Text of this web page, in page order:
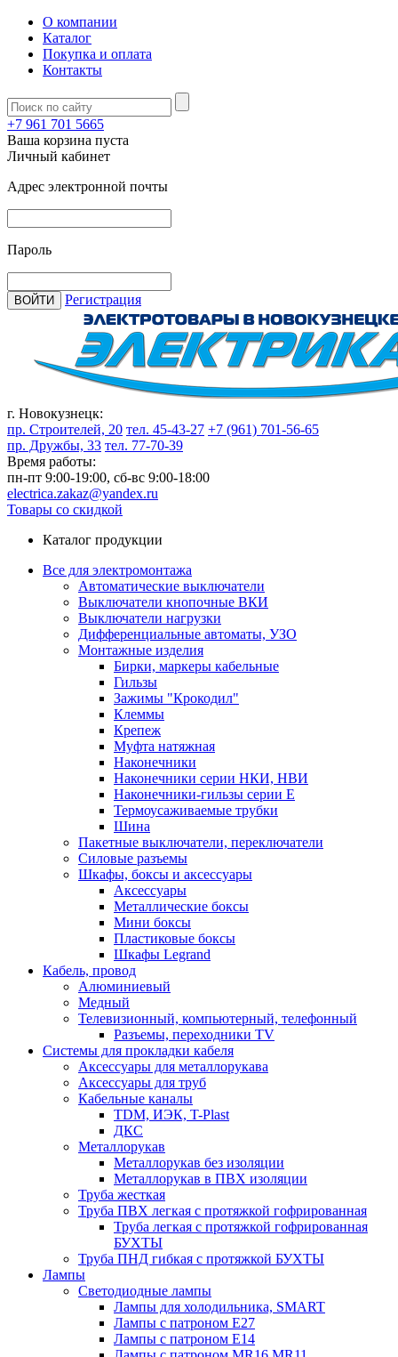
О компании
Каталог
Покупка и оплата
Контакты
+7 961 701 5665
Ваша корзина пуста
Личный кабинет
Адрес электронной почты
Пароль
ВОЙТИ Регистрация
г. Новокузнецк:
пр. Строителей, 20 тел. 45-43-27 +7 (961) 701-56-65
пр. Дружбы, 33 тел. 77-70-39
Время работы:
пн-пт 9:00-19:00, сб-вс 9:00-18:00
electrica.zakaz@yandex.ru
Товары со скидкой
Каталог продукции
Все для электромонтажа
Автоматические выключатели
Выключатели кнопочные ВКИ
Выключатели нагрузки
Дифференциальные автоматы, УЗО
Монтажные изделия
Бирки, маркеры кабельные
Гильзы
Зажимы "Крокодил"
Клеммы
Крепеж
Муфта натяжная
Наконечники
Наконечники серии НКИ, НВИ
Наконечники-гильзы серии Е
Термоусаживаемые трубки
Шина
Пакетные выключатели, переключатели
Силовые разъемы
Шкафы, боксы и аксессуары
Аксессуары
Металлические боксы
Мини боксы
Пластиковые боксы
Шкафы Legrand
Кабель, провод
Алюминиевый
Медный
Телевизионный, компьютерный, телефонный
Разъемы, переходники TV
Системы для прокладки кабеля
Аксессуары для металлорукава
Аксессуары для труб
Кабельные каналы
TDM, ИЭК, T-Plast
ДКС
Металлорукав
Металлорукав без изоляции
Металлорукав в ПВХ изоляции
Труба жесткая
Труба ПВХ легкая с протяжкой гофрированная
Труба легкая с протяжкой гофрированная
БУХТЫ
Труба ПНД гибкая с протяжкой БУХТЫ
Лампы
Светодиодные лампы
Лампы для холодильника, SMART
Лампы с патроном E27
Лампы с патроном Е14